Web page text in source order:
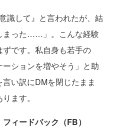
識して』と言われたが、結
まった……」。こんな経験
です。私自身も若手の
ションを増やそう」と助
い訳にDMを閉じたまま
ます。
フィードバック（FB）